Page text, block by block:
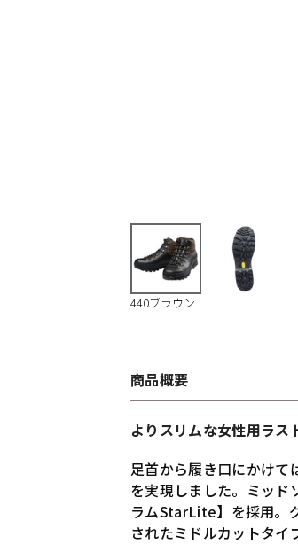
440ブラウン
商品概要
よりスリムな女性用ラス
足首から履き口にかけて
を実現しました。ミッド
ラムStarLite】を採用。
されたミドルカットタイ